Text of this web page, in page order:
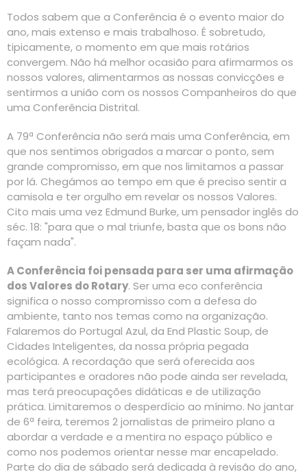
Todos sabem que a Conferência é o evento maior do
ano, mais extenso e mais trabalhoso. É sobretudo,
tipicamente, o momento em que mais rotários
convergem. Não há melhor ocasião para afirmarmos os
nossos valores, alimentarmos as nossas convicções e
sentirmos a união com os nossos Companheiros do que
uma Conferência Distrital.
A 79ª Conferência não será mais uma Conferência, em
que nos sentimos obrigados a marcar o ponto, sem
grande compromisso, em que nos limitamos a passar
por lá. Chegámos ao tempo em que é preciso sentir a
camisola e ter orgulho em revelar os nossos Valores.
Cito mais uma vez Edmund Burke, um pensador inglês do
séc. 18: "para que o mal triunfe, basta que os bons não
façam nada".
A Conferência foi pensada para ser uma afirmação
dos Valores do Rotary. Ser uma eco conferência
significa o nosso compromisso com a defesa do
ambiente, tanto nos temas como na organização.
Falaremos do Portugal Azul, da End Plastic Soup, de
Cidades Inteligentes, da nossa própria pegada
ecológica. A recordação que será oferecida aos
participantes e oradores não pode ainda ser revelada,
mas terá preocupações didáticas e de utilização
prática. Limitaremos o desperdício ao mínimo. No jantar
de 6ª feira, teremos 2 jornalistas de primeiro plano a
abordar a verdade e a mentira no espaço público e
como nos podemos orientar nesse mar encapelado.
Parte do dia de sábado será dedicada à revisão do ano,